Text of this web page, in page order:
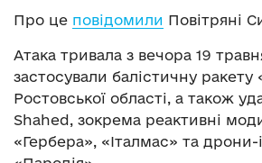
Про це повідомили Повітряні
Атака тривала з вечора 19
застосували балістичну
Ростовської області, а також
Shahed, зокрема реактивні
«Гербера», «Італмас» та дрони-